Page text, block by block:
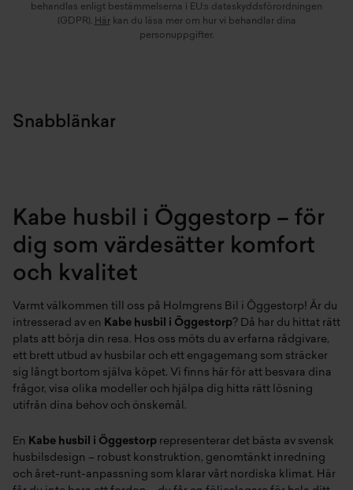
behandlas enligt bestämmelserna i EU:s dataskyddsförordningen
(GDPR). Härkan du läsa mer om hur vi behandlar dina
personuppgifter.
Snabblänkar
Kabe husbil i Öggestorp – för
dig som värdesätter komfort
och kvalitet
Varmt välkommen till oss på Holmgrens Bil i Öggestorp! Är du
intresserad av en Kabe husbil i Öggestorp? Då har du hittat rätt
plats att börja din resa. Hos oss möts du av erfarna rådgivare,
ett brett utbud av husbilar och ett engagemang som sträcker
sig långt bortom själva köpet. Vi finns här för att besvara dina
frågor, visa olika modeller och hjälpa dig hitta rätt lösning
utifrån dina behov och önskemål.
En Kabe husbil i Öggestorp representerar det bästa av svensk
husbilsdesign – robust konstruktion, genomtänkt inredning
och året-runt-anpassning som klarar vårt nordiska klimat. Här